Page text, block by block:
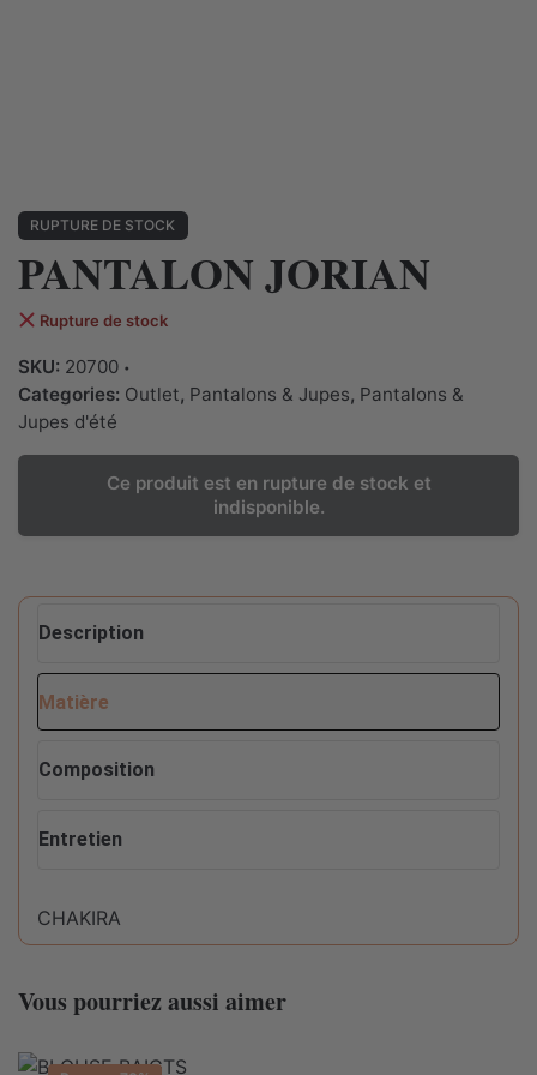
RUPTURE DE STOCK
PANTALON JORIAN
Rupture de stock
SKU: 20700
Categories: Outlet, Pantalons & Jupes, Pantalons &
Jupes d'été
Ce produit est en rupture de stock et
indisponible.
Matière
Composition
Description
Entretien
CHAKIRA
Composition 100%POLYESTER
Conseils d'entretien pour ce produit :
Ne pas sécher en machine
Vous pourriez aussi aimer